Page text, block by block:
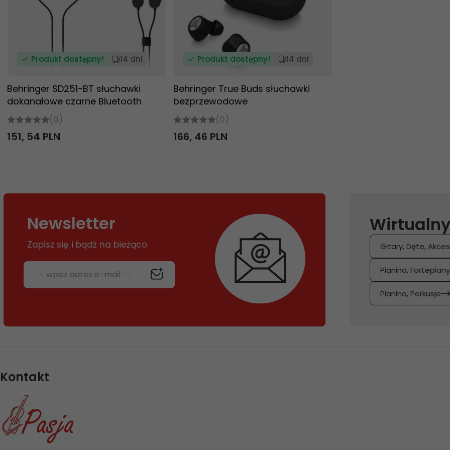
Produkt dostępny! 14 dni
Behringer SD251-BT słuchawki
dokanałowe czarne Bluetooth
(0)
151, 54 PLN
Produkt dostępny! 14 dni
Behringer True Buds słuchawki
bezprzewodowe
(0)
166, 46 PLN
Newsletter
Zapisz się i bądź na bieżąco
-- wpisz adres e-mail --
Gitary, Dęte,
Pianina,
Pianina, Perkusje
Kontakt